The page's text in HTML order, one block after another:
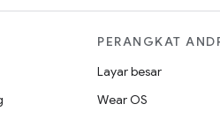
PERANGKAT
Layar besar
Wear OS